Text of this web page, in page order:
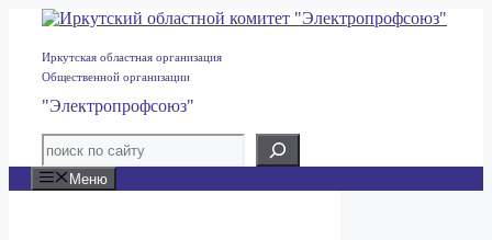
Перейти
содержимому
Иркутская областная организация
Общественной организации
"Электропрофсоюз"
Меню